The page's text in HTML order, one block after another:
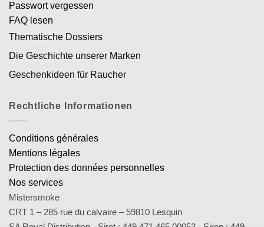
Passwort vergessen
FAQ lesen
Thematische Dossiers
Die Geschichte unserer Marken
Geschenkideen für Raucher
Rechtliche Informationen
Conditions générales
Mentions légales
Protection des données personnelles
Nos services
Mistersmoke
CRT 1 – 285 rue du calvaire – 59810 Lesquin